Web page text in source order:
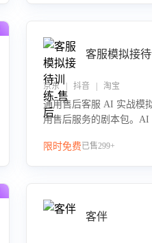
客服模拟接
京东 | 抖音 | 淘宝
通用售后客服 AI 实战模
用售后服务的剧本包。
对要点，轻松提升服务能
限时免费已售299+
客伴